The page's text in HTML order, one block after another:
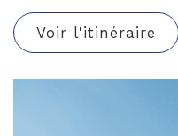
Voir l'itinéraire